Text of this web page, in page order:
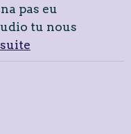
pas eu
tu nous